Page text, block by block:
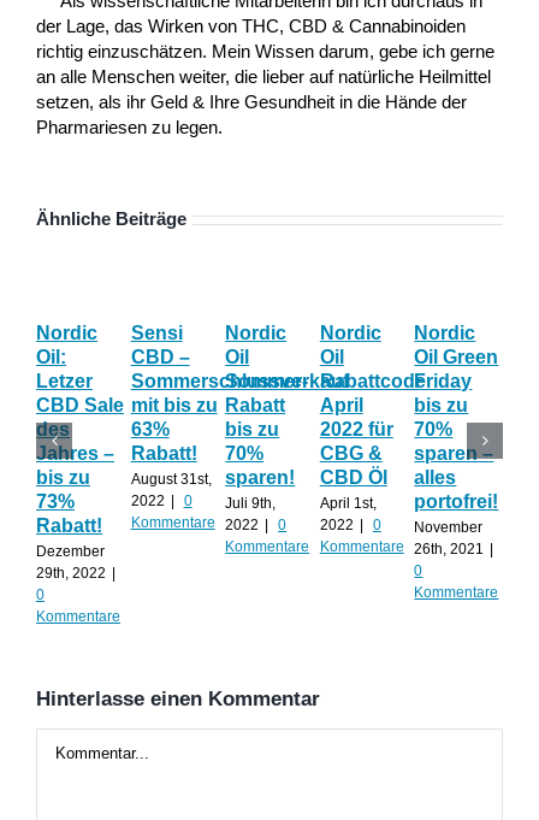
der Lage, das Wirken von THC, CBD & Cannabinoiden
richtig einzuschätzen. Mein Wissen darum, gebe ich gerne
an alle Menschen weiter, die lieber auf natürliche Heilmittel
setzen, als ihr Geld & Ihre Gesundheit in die Hände der
Pharmariesen zu legen.
Ähnliche Beiträge
Nordic
Oil:
Letzer
CBD Sale
des
Jahres –
bis zu
73%
Rabatt!
Dezember
29th, 2022 |
0
Kommentare
Sensi
CBD –
Sommerschlussverkauf
mit bis zu
63%
Rabatt!
August 31st,
2022 |
0
Kommentare
Nordic
Oil
Sommer-
Rabatt
bis zu
70%
sparen!
Juli 9th,
2022 |
0
Kommentare
Nordic
Oil
Rabattcode
April
2022 für
CBG &
CBD Öl
April 1st,
2022 |
0
Kommentare
Nordic
Oil Green
Friday
bis zu
70%
sparen –
alles
portofrei!
November
26th, 2021
|
0
Kommentare
Hinterlasse einen Kommentar